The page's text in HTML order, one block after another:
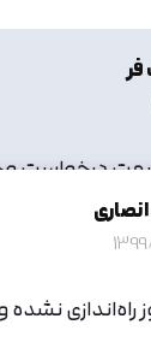
درخواست
نشده